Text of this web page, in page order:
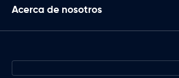
Acerca de nosotros